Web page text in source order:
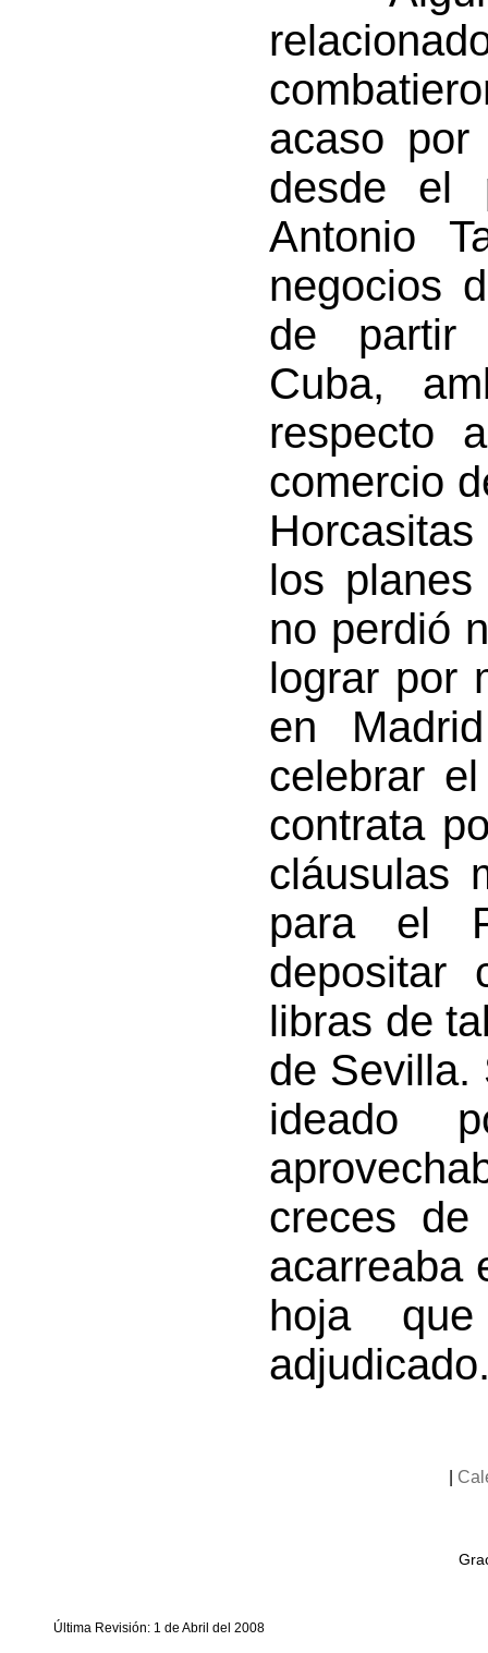
acaso por
desde el
Antonio
negocios
de partir
Cuba,
respecto
comercio
los
no perdió
lograr por
en
celebrar
contrata
cláusulas
para el
depositar
libras de
de Sevilla.
ideado
creces
acarreaba
hoja
Última Revisión: 1 de Abril del 2008